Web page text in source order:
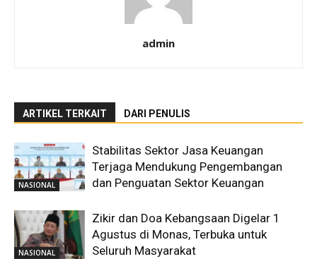
admin
ARTIKEL TERKAIT DARI PENULIS
NASIONAL
Stabilitas Sektor Jasa Keuangan
Terjaga Mendukung Pengembangan
dan Penguatan Sektor Keuangan
NASIONAL
Zikir dan Doa Kebangsaan Digelar 1
Agustus di Monas, Terbuka untuk
Seluruh Masyarakat